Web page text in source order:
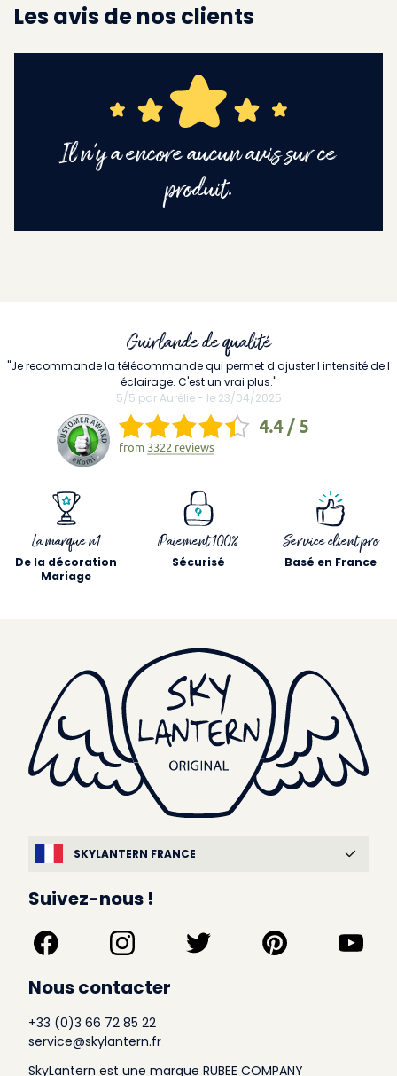
Les avis de nos clients
Il n'y a encore aucun avis sur ce
produit.
La marque n1
De la décoration
Mariage
Paiement 100%
Sécurisé
Service client pro
Basé en France
Guirlande de qualité
"Je recommande la télécommande qui permet d ajuster l intensité de l
éclairage. C'est un vrai plus."
5/5 par Aurélie - le 23/04/2025
4.4 / 5
from 3322 reviews
SKYLANTERN FRANCE
Suivez-nous !
Nous contacter
+33 (0)3 66 72 85 22
service@skylantern.fr
SkyLantern est une marque RUBEE COMPANY